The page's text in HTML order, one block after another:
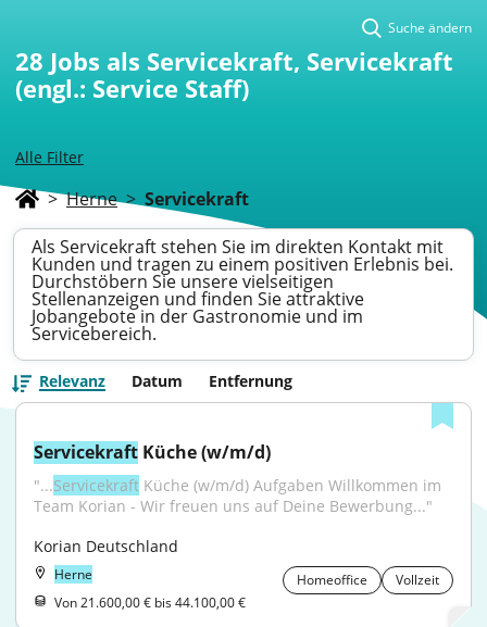
Alle Filter
Suche ändern
28 Jobs als Servicekraft, Servicekraft
(engl.: Service Staff)
> Herne > Servicekraft
Als Servicekraft stehen Sie im direkten Kontakt mit
Kunden und tragen zu einem positiven Erlebnis bei.
Durchstöbern Sie unsere vielseitigen
Stellenanzeigen und finden Sie attraktive
Jobangebote in der Gastronomie und im
Servicebereich.
Relevanz Datum Entfernung
Servicekraft Küche (w/m/d)
"...Servicekraft Küche (w/m/d) Aufgaben Willkommen im
Team Korian - Wir freuen uns auf Deine Bewerbung..."
Korian Deutschland
Herne Homeoffice
Vollzeit
Von 21.600,00 € bis 44.100,00 €